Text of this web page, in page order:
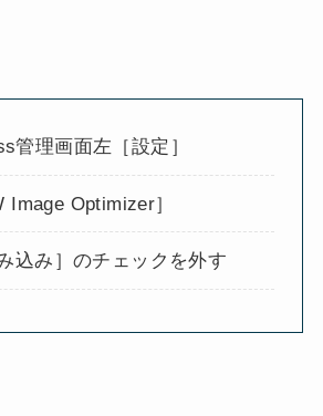
管理画面左［設定］
Image Optimizer］
込み］のチェックを外す